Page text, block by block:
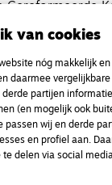
Gereformeerde
86
van cookies
nóg makkelijk
daarmee
partijen
(en mogelijk ook
passen wij en derde
en profiel aan.
delen via social